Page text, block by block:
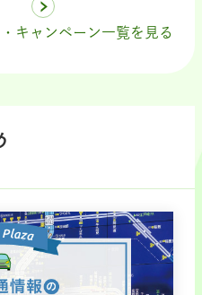
キャンペーン一覧を見る